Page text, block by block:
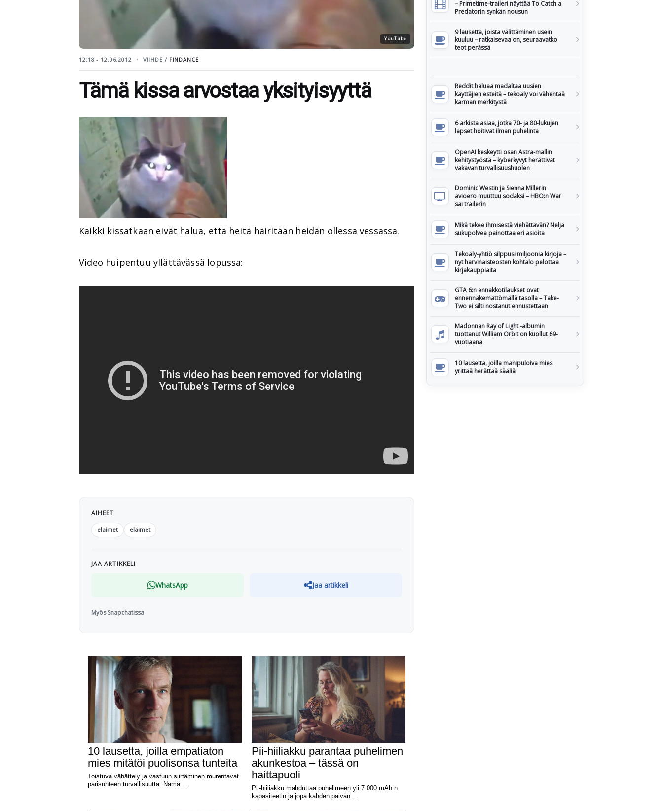
YouTube
12:18 - 12.06.2012 VIIHDE / FINDANCE
Tämä kissa arvostaa yksityisyyttä
Kaikki kissatkaan eivät halua, että heitä häiritään heidän ollessa vessassa.
Video huipentuu yllättävässä lopussa:
AIHEET
elaimet
eläimet
JAA ARTIKKELI
WhatsApp Jaa artikkeli
Myös Snapchatissa
– Primetime-traileri näyttää To Catch a
Predatorin synkän nousun
9 lausetta, joista välittäminen usein
kuuluu – ratkaisevaa on, seuraavatko
teot perässä
Reddit haluaa madaltaa uusien
käyttäjien esteitä – tekoäly voi vähentää
karman merkitystä
6 arkista asiaa, jotka 70- ja 80-lukujen
lapset hoitivat ilman puhelinta
OpenAI keskeytti osan Astra-mallin
kehitystyöstä – kyberkyvyt herättivät
vakavan turvallisuushuolen
Dominic Westin ja Sienna Millerin
avioero muuttuu sodaksi – HBO:n War
sai trailerin
Mikä tekee ihmisestä viehättävän? Neljä
sukupolvea painottaa eri asioita
Tekoäly-yhtiö silppusi miljoonia kirjoja –
nyt harvinaisteosten kohtalo pelottaa
kirjakauppiaita
GTA 6:n ennakkotilaukset ovat
ennennäkemättömällä tasolla – Take-
Two ei silti nostanut ennustettaan
Madonnan Ray of Light -albumin
tuottanut William Orbit on kuollut 69-
vuotiaana
10 lausetta, joilla manipuloiva mies
yrittää herättää sääliä